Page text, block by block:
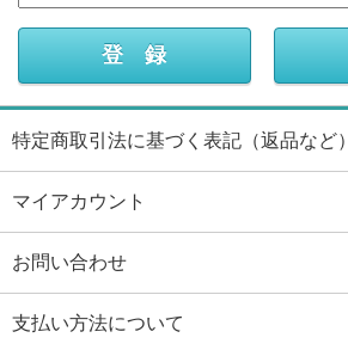
特定商取引法に基づく表記（返品など）
マイアカウント
お問い合わせ
支払い方法について